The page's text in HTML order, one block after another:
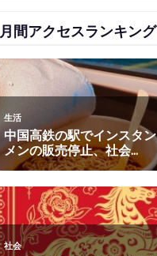
月間アクセスランキング